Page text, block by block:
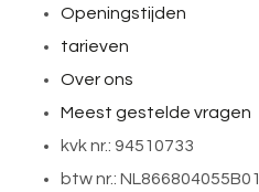
Openingstijden
tarieven
Over ons
Meest gestelde vragen
kvk nr.: 94510733
btw nr.: NL866804055B01